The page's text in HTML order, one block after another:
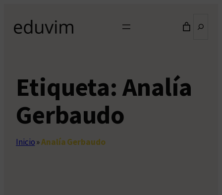
contenido
Etiqueta: Analía
Gerbaudo
Inicio»Analía Gerbaudo